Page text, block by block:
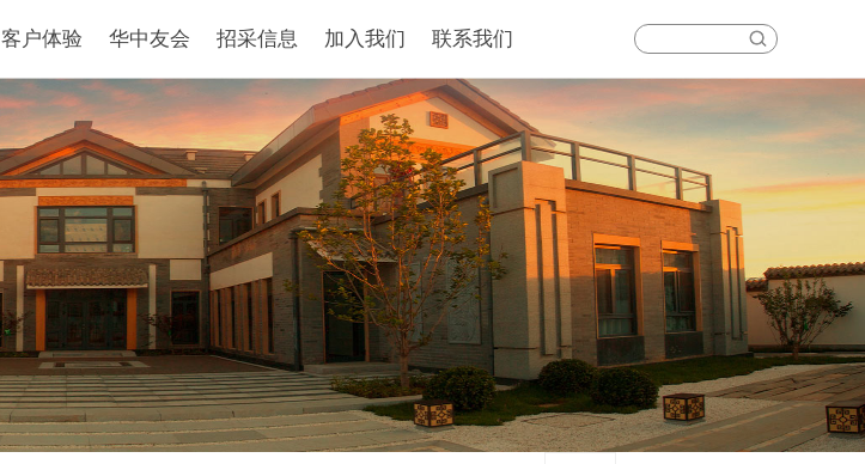
客户体验 华中友会 招采信息 加入我们 联系我们